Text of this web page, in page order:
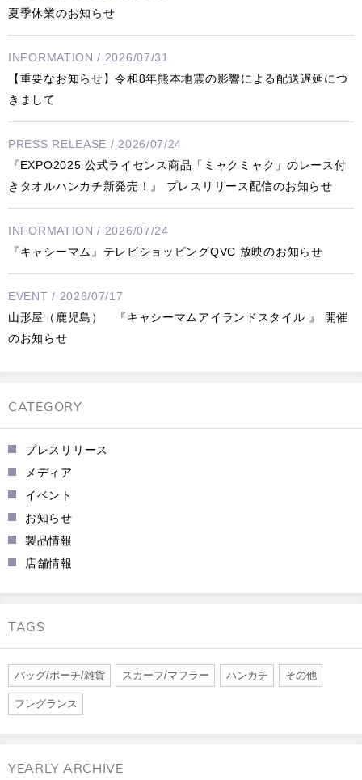
夏季休業のお知らせ
INFORMATION / 2026/07/31
【重要なお知らせ】令和8年熊本地震の影響による配送遅延につ
きまして
PRESS RELEASE / 2026/07/24
『EXPO2025 公式ライセンス商品「ミャクミャク」のレース付
きタオルハンカチ新発売！』 プレスリリース配信のお知らせ
INFORMATION / 2026/07/24
『キャシーマム』テレビショッピングQVC 放映のお知らせ
EVENT / 2026/07/17
山形屋（鹿児島） 『キャシーマムアイランドスタイル 』 開催
のお知らせ
CATEGORY
プレスリリース
メディア
イベント
お知らせ
製品情報
店舗情報
TAGS
バッグ/ポーチ/雑貨 スカーフ/マフラー ハンカチ その他
フレグランス
YEARLY ARCHIVE